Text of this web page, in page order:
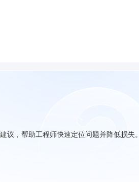
议，帮助工程师快速定位问题并降低损失。